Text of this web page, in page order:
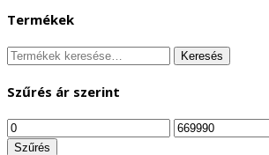
Termékek
Keresés
a
következőre:
Keresés
Szűrés ár szerint
Min
ár
Max
ár
Szűrés